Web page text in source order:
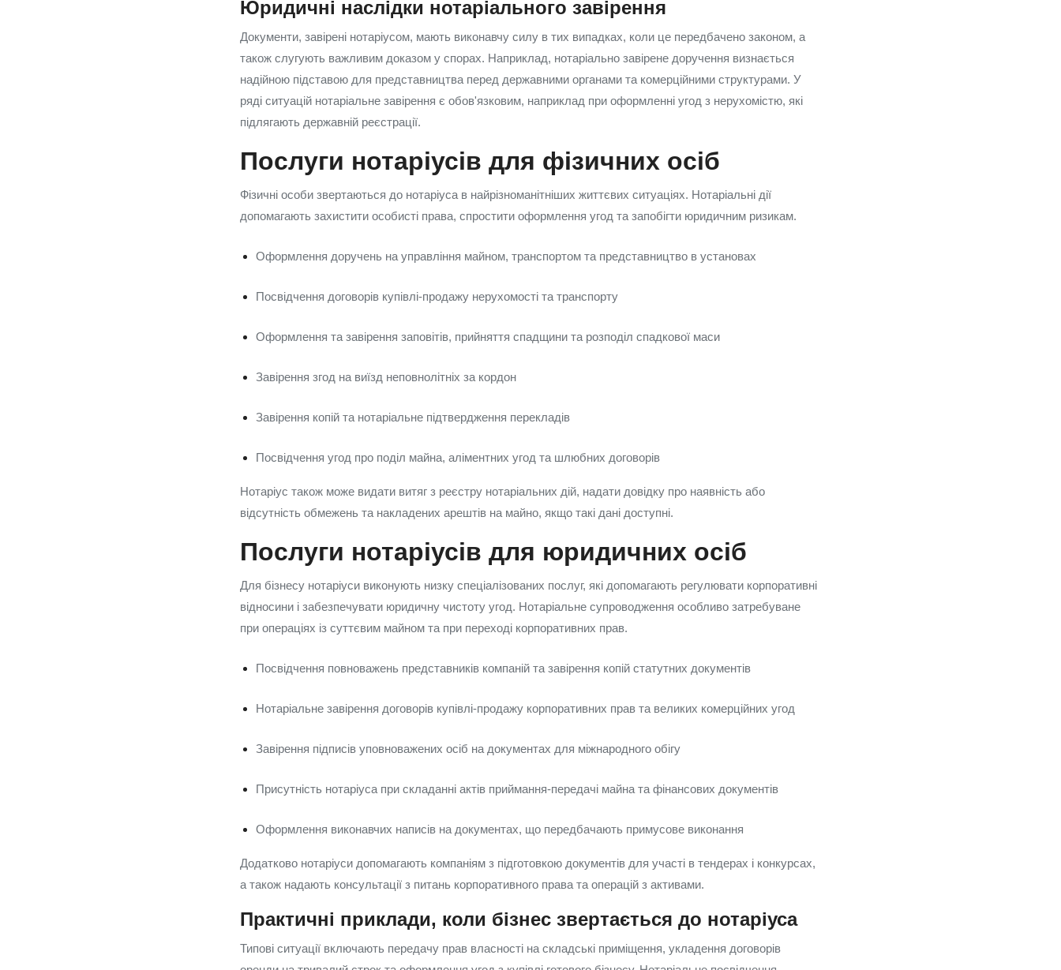
Юридичні наслідки нотаріального завірення
Документи, завірені нотаріусом, мають виконавчу силу в тих випадках, коли це передбачено законом, а
також слугують важливим доказом у спорах. Наприклад, нотаріально завірене доручення визнається
надійною підставою для представництва перед державними органами та комерційними структурами. У
ряді ситуацій нотаріальне завірення є обов'язковим, наприклад при оформленні угод з нерухомістю, які
підлягають державній реєстрації.
Послуги нотаріусів для фізичних осіб
Фізичні особи звертаються до нотаріуса в найрізноманітніших життєвих ситуаціях. Нотаріальні дії
допомагають захистити особисті права, спростити оформлення угод та запобігти юридичним ризикам.
Оформлення доручень на управління майном, транспортом та представництво в установах
Посвідчення договорів купівлі‑продажу нерухомості та транспорту
Оформлення та завірення заповітів, прийняття спадщини та розподіл спадкової маси
Завірення згод на виїзд неповнолітніх за кордон
Завірення копій та нотаріальне підтвердження перекладів
Посвідчення угод про поділ майна, аліментних угод та шлюбних договорів
Нотаріус також може видати витяг з реєстру нотаріальних дій, надати довідку про наявність або
відсутність обмежень та накладених арештів на майно, якщо такі дані доступні.
Послуги нотаріусів для юридичних осіб
Для бізнесу нотаріуси виконують низку спеціалізованих послуг, які допомагають регулювати корпоративні
відносини і забезпечувати юридичну чистоту угод. Нотаріальне супроводження особливо затребуване
при операціях із суттєвим майном та при переході корпоративних прав.
Посвідчення повноважень представників компаній та завірення копій статутних документів
Нотаріальне завірення договорів купівлі‑продажу корпоративних прав та великих комерційних угод
Завірення підписів уповноважених осіб на документах для міжнародного обігу
Присутність нотаріуса при складанні актів приймання‑передачі майна та фінансових документів
Оформлення виконавчих написів на документах, що передбачають примусове виконання
Додатково нотаріуси допомагають компаніям з підготовкою документів для участі в тендерах і конкурсах,
а також надають консультації з питань корпоративного права та операцій з активами.
Практичні приклади, коли бізнес звертається до нотаріуса
Типові ситуації включають передачу прав власності на складські приміщення, укладення договорів